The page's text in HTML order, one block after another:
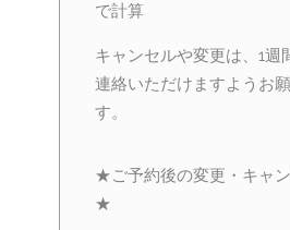
で計算
キャンセルや変更は、1週
連絡いただけますようお
す。
★ご予約後の変更・キャ
★